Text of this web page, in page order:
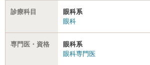
診療科目
眼科系
眼科
専門医・資格
眼科系
眼科専門医